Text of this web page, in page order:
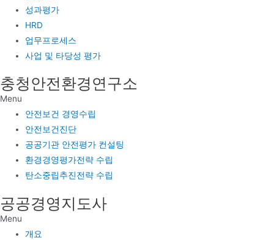
성과평가
HRD
업무프로세스
사업 및 타당성 평가
충청안전환경연구소
Menu
안전보건 경영수립
안전보건진단
공공기관 안전평가 컨설팅
환경경영평가전략 수립
탄소중립추진전략 수립
공공경영지도사
Menu
개요